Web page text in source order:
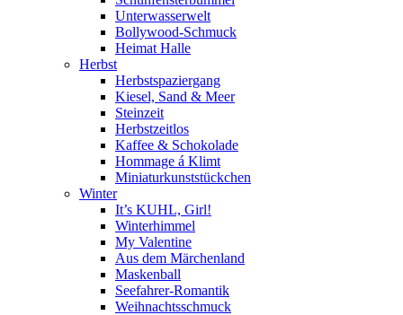
Unterwasserwelt
Bollywood-Schmuck
Heimat Halle
Herbst
Herbstspaziergang
Kiesel, Sand & Meer
Steinzeit
Herbstzeitlos
Kaffee & Schokolade
Hommage á Klimt
Miniaturkunststückchen
Winter
It’s KUHL, Girl!
Winterhimmel
My Valentine
Aus dem Märchenland
Maskenball
Seefahrer-Romantik
Weihnachtsschmuck